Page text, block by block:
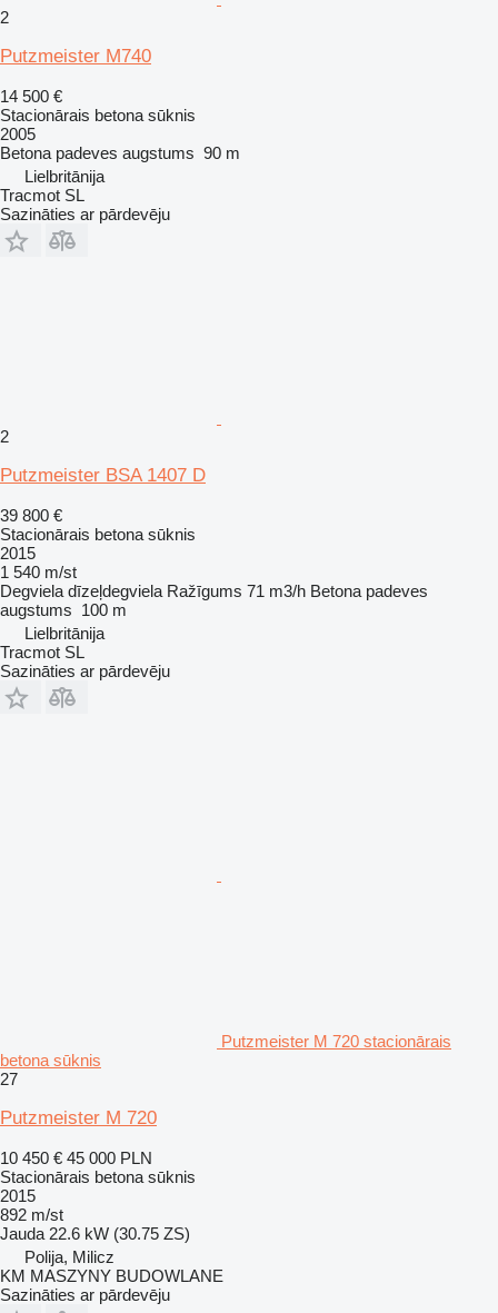
2
Putzmeister M740
14 500 €
Stacionārais betona sūknis
2005
Betona padeves augstums 90 m
Lielbritānija
Tracmot SL
Sazināties ar pārdevēju
2
Putzmeister BSA 1407 D
39 800 €
Stacionārais betona sūknis
2015
1 540 m/st
Degviela dīzeļdegviela Ražīgums 71 m3/h Betona padeves
augstums 100 m
Lielbritānija
Tracmot SL
Sazināties ar pārdevēju
Putzmeister M 720 stacionārais
betona sūknis
27
Putzmeister M 720
10 450 € 45 000 PLN
Stacionārais betona sūknis
2015
892 m/st
Jauda 22.6 kW (30.75 ZS)
Polija, Milicz
KM MASZYNY BUDOWLANE
Sazināties ar pārdevēju